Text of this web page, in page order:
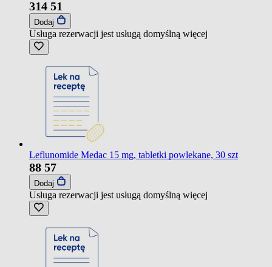
314 51
Dodaj
Usługa rezerwacji jest usługą domyślną więcej
Leflunomide Medac 15 mg, tabletki powlekane, 30 szt
88 57
Dodaj
Usługa rezerwacji jest usługą domyślną więcej